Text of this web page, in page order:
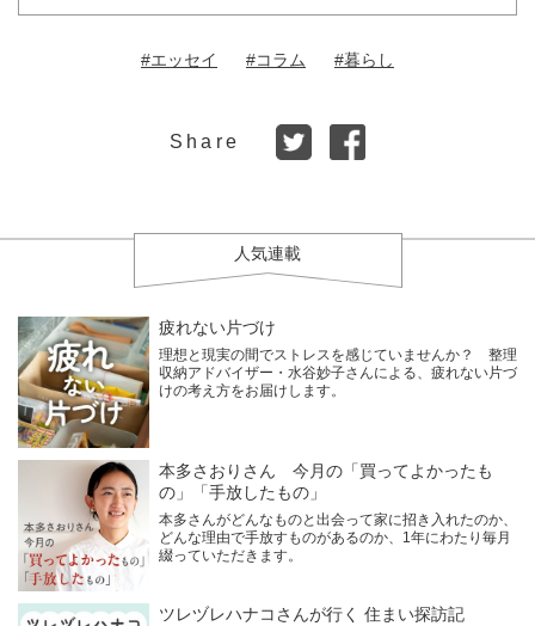
#エッセイ #コラム #暮らし
Share
人気連載
疲れない片づけ
理想と現実の間でストレスを感じていませんか？ 整理
収納アドバイザー・水谷妙子さんによる、疲れない片づ
けの考え方をお届けします。
本多さおりさん 今月の「買ってよかったも
の」「手放したもの」
本多さんがどんなものと出会って家に招き入れたのか、
どんな理由で手放すものがあるのか、1年にわたり毎月
綴っていただきます。
ツレヅレハナコさんが行く 住まい探訪記